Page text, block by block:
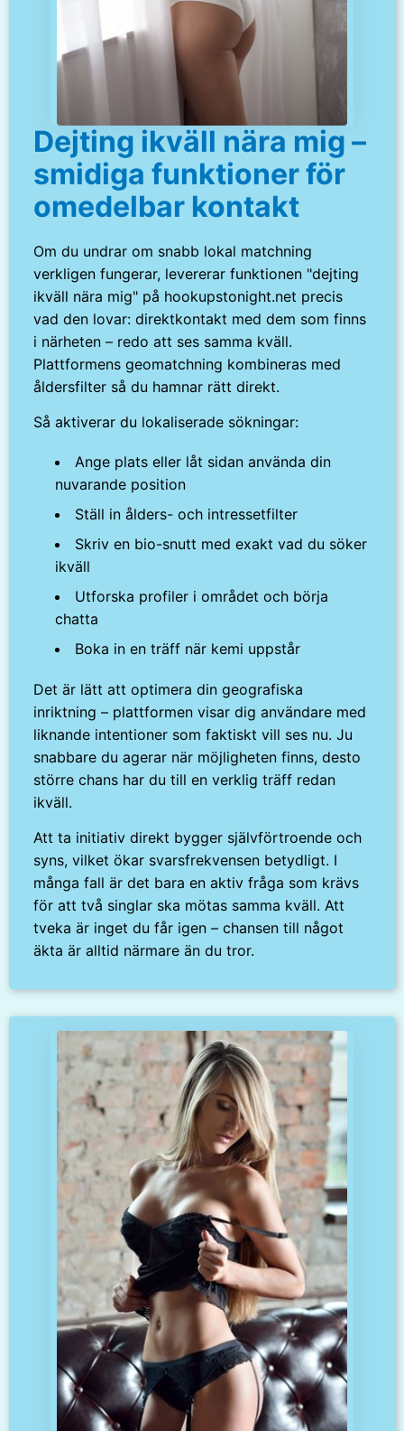
Dejting ikväll nära mig –
smidiga funktioner för
omedelbar kontakt
Om du undrar om snabb lokal matchning
verkligen fungerar, levererar funktionen "dejting
ikväll nära mig" på hookupstonight.net precis
vad den lovar: direktkontakt med dem som finns
i närheten – redo att ses samma kväll.
Plattformens geomatchning kombineras med
åldersfilter så du hamnar rätt direkt.
Så aktiverar du lokaliserade sökningar:
Ange plats eller låt sidan använda din
nuvarande position
Ställ in ålders- och intressetfilter
Skriv en bio-snutt med exakt vad du söker
ikväll
Utforska profiler i området och börja
chatta
Boka in en träff när kemi uppstår
Det är lätt att optimera din geografiska
inriktning – plattformen visar dig användare med
liknande intentioner som faktiskt vill ses nu. Ju
snabbare du agerar när möjligheten finns, desto
större chans har du till en verklig träff redan
ikväll.
Att ta initiativ direkt bygger självförtroende och
syns, vilket ökar svarsfrekvensen betydligt. I
många fall är det bara en aktiv fråga som krävs
för att två singlar ska mötas samma kväll. Att
tveka är inget du får igen – chansen till något
äkta är alltid närmare än du tror.